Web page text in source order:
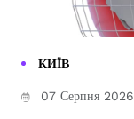
КИЇВ
07 Серпня 2026